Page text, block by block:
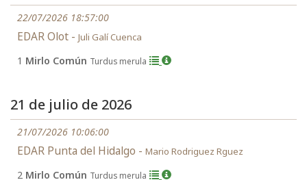
22/07/2026 18:57:00
EDAR Olot - Juli Galí Cuenca
1 Mirlo Común Turdus merula
21 de julio de 2026
21/07/2026 10:06:00
EDAR Punta del Hidalgo - Mario Rodriguez Rguez
2 Mirlo Común Turdus merula